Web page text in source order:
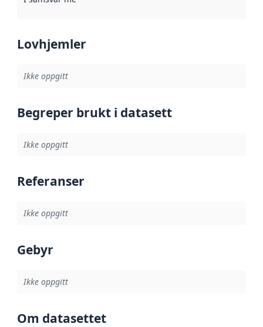
Lovhjemler
Ikke oppgitt
Begreper brukt i datasett
Ikke oppgitt
Referanser
Ikke oppgitt
Gebyr
Ikke oppgitt
Om datasettet